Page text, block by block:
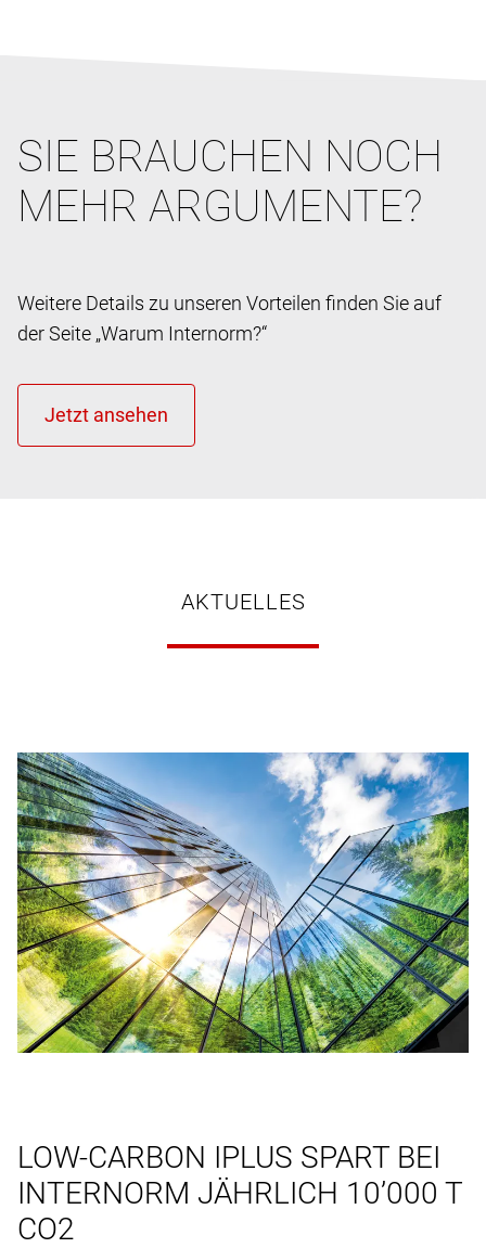
SIE BRAUCHEN NOCH
MEHR ARGUMENTE?
Weitere Details zu unseren Vorteilen finden Sie auf
der Seite „Warum Internorm?“
AKTUELLES
LOW-CARBON IPLUS SPART BEI
INTERNORM JÄHRLICH 10’000 T
CO2